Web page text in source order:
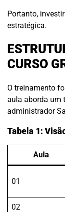
Portanto,
estratégica.
CURSO
O treinamento
aula aborda um
administrador
Tabela 1:
Aula
01
02